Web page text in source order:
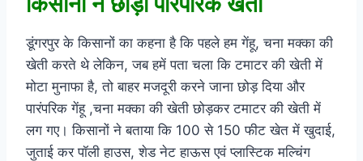
डूंगरपुर के किसानों का कहना है कि पहले हम गेंहू, चना मक्का की
खेती करते थे लेकिन, जब हमें पता चला कि टमाटर की खेती में
मोटा मुनाफा है, तो बाहर मजदूरी करने जाना छोड़ दिया और
पारंपरिक गेंहू ,चना मक्का की खेती छोड़कर टमाटर की खेती में
लग गए। किसानों ने बताया कि 100 से 150 फीट खेत में खुदाई,
जुताई कर पॉली हाउस, शेड नेट हाऊस एवं प्लास्टिक मल्चिंग